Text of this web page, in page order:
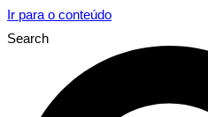
Ir para o conteúdo
Search